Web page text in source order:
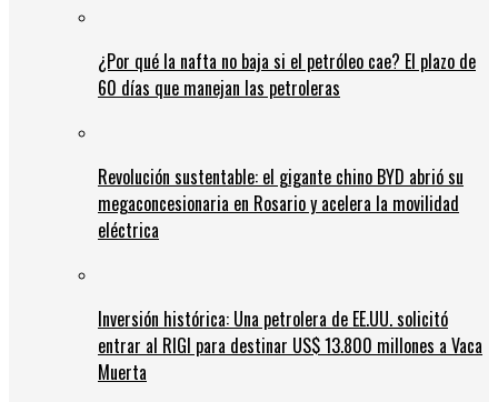
¿Por qué la nafta no baja si el petróleo cae? El plazo de
60 días que manejan las petroleras
Revolución sustentable: el gigante chino BYD abrió su
megaconcesionaria en Rosario y acelera la movilidad
eléctrica
Inversión histórica: Una petrolera de EE.UU. solicitó
entrar al RIGI para destinar US$ 13.800 millones a Vaca
Muerta